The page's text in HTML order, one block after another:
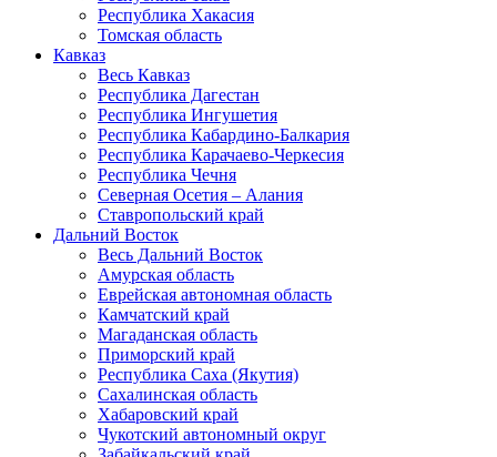
Республика Хакасия
Томская область
Кавказ
Весь Кавказ
Республика Дагестан
Республика Ингушетия
Республика Кабардино-Балкария
Республика Карачаево-Черкесия
Республика Чечня
Северная Осетия – Алания
Ставропольский край
Дальний Восток
Весь Дальний Восток
Амурская область
Еврейская автономная область
Камчатский край
Магаданская область
Приморский край
Республика Саха (Якутия)
Сахалинская область
Хабаровский край
Чукотский автономный округ